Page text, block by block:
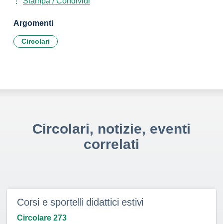
Argomenti
Circolari
Circolari, notizie, eventi
correlati
Corsi e sportelli didattici estivi
Circolare 273